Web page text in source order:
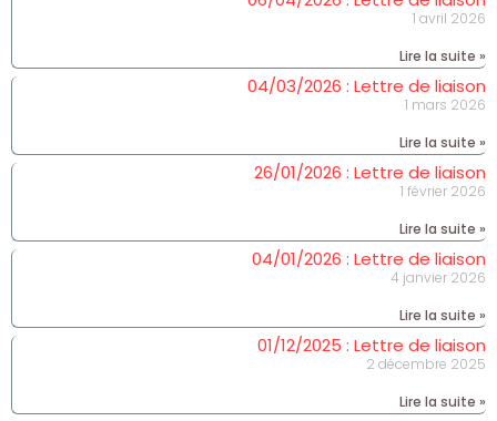
1 avril 2026
Lire la suite »
04/03/2026 : Lettre de liaison
1 mars 2026
Lire la suite »
26/01/2026 : Lettre de liaison
1 février 2026
Lire la suite »
04/01/2026 : Lettre de liaison
4 janvier 2026
Lire la suite »
01/12/2025 : Lettre de liaison
2 décembre 2025
Lire la suite »